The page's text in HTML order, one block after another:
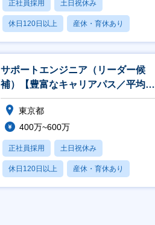
正社員採用 土日祝休み
休日120日以上 産休・育休あり
月残業20時間以内
サポートエンジニア（リーダー候
補）【豊富なキャリアパス／平均残
業12時間／在宅勤務可】
東京都
400万~600万
正社員採用 土日祝休み
休日120日以上 産休・育休あり
月残業20時間以内